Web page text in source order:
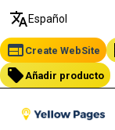
translate Español
web Create WebSite
local_offer Añadir producto